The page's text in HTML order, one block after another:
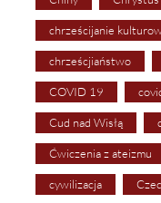
chrześcijanie
chrześcjiaństwo
COVID 19
Cud nad Wisłą
Ćwiczenia z ateizmu
cywilizacja